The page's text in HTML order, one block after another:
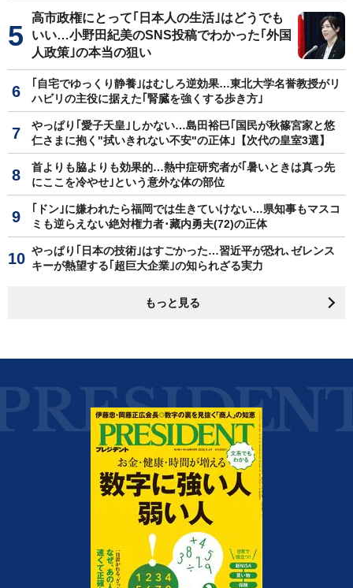
高市政権にとって｢日本人の生活｣はどうでも
いい…小野田紀美のSNS投稿でわかった｢外国
人政策｣の本当の狙い
｢自宅でゆっくり静養｣はむしろ逆効果…東北大学名誉教授がリ
ハビリの主役に据えた｢腎臓を強くする歩き方｣
やっぱり｢愛子天皇｣しかない…島田裕巳｢国民が秋篠宮家と悠
仁さまに抱く"拭いきれない不安"の正体｣【次代の皇室3選】
首よりも脇よりも効果的…熱中症研究者が｢暑いときは真っ先
にここを冷やせ｣という意外な体の部位
｢ドン｣に嫌われたら福岡では生きていけない…県知事もマスコ
ミも逆らえない絶対権力者･藏内勇夫(72)の正体
やっぱり｢日本の技術｣はすごかった…習近平が恐れ､ゼレンス
キーが熱望する｢超巨大企業｣の知られざる実力
もっと見る